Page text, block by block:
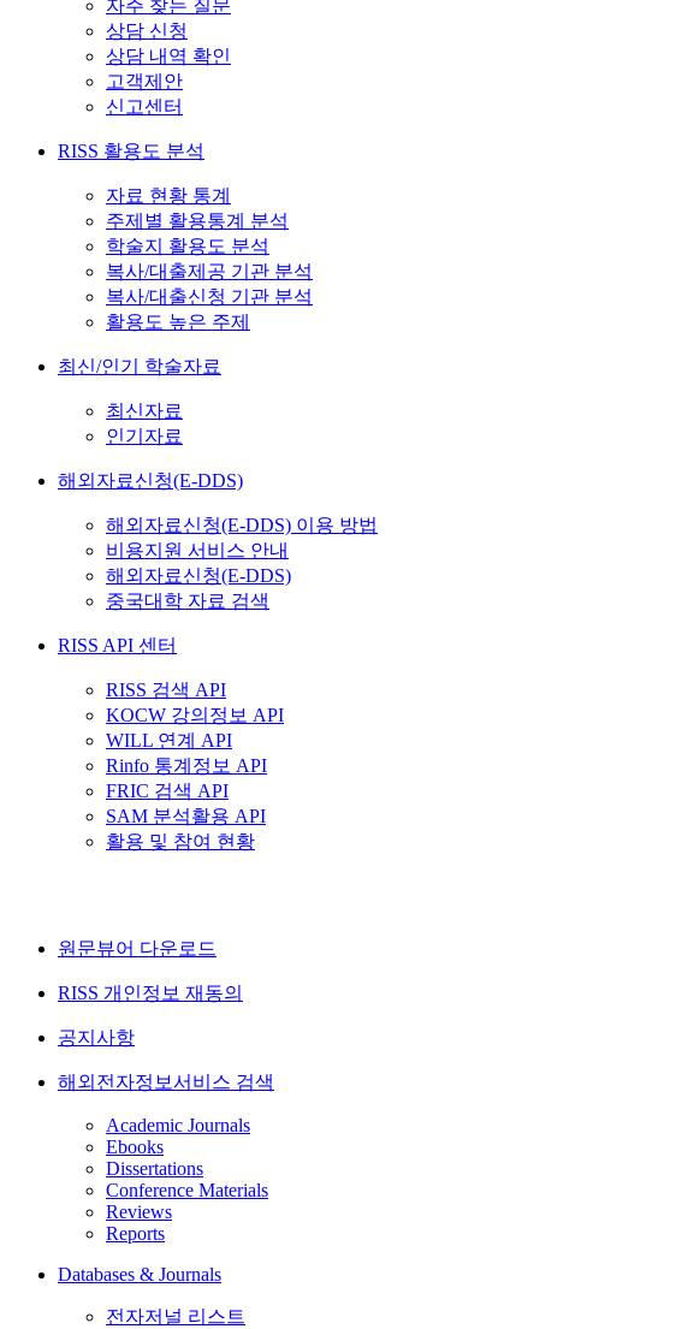
자주 찾는 질문
상담 신청
상담 내역 확인
고객제안
신고센터
RISS 활용도 분석
자료 현황 통계
주제별 활용통계 분석
학술지 활용도 분석
복사/대출제공 기관 분석
복사/대출신청 기관 분석
활용도 높은 주제
최신/인기 학술자료
최신자료
인기자료
해외자료신청(E-DDS)
해외자료신청(E-DDS) 이용 방법
비용지원 서비스 안내
해외자료신청(E-DDS)
중국대학 자료 검색
RISS API 센터
RISS 검색 API
KOCW 강의정보 API
WILL 연계 API
Rinfo 통계정보 API
FRIC 검색 API
SAM 분석활용 API
활용 및 참여 현황
원문뷰어 다운로드
RISS 개인정보 재동의
공지사항
해외전자정보서비스 검색
Academic Journals
Ebooks
Dissertations
Conference Materials
Reviews
Reports
Databases & Journals
전자저널 리스트